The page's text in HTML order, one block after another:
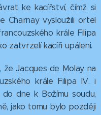
ke kacířství, čímž si
Charnay vysloužili ortel
krále Filipa
zatvrzelí kacíři upáleni.
Jacques de Molay na
krále Filipa IV. i
dne k Božímu soudu,
jako tomu bylo později